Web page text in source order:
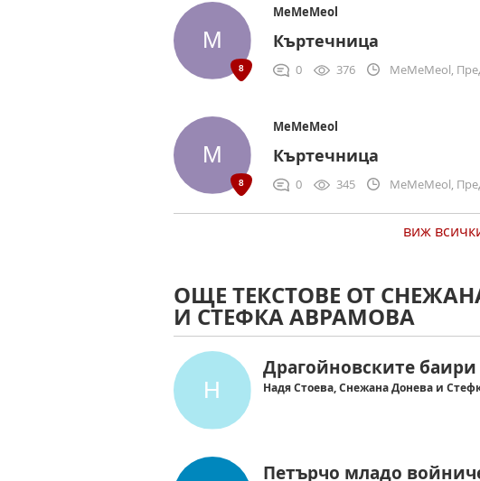
MeMeMeol
Къртечница
0 376 MeMeMeol,
MeMeMeol
Къртечница
0 345 MeMeMeol,
виж
ОЩЕ ТЕКСТОВЕ ОТ
И СТЕФКА АВРАМОВА
Драгойновските баири
Надя Стоева, Снежана Донева и
Петърчо младо